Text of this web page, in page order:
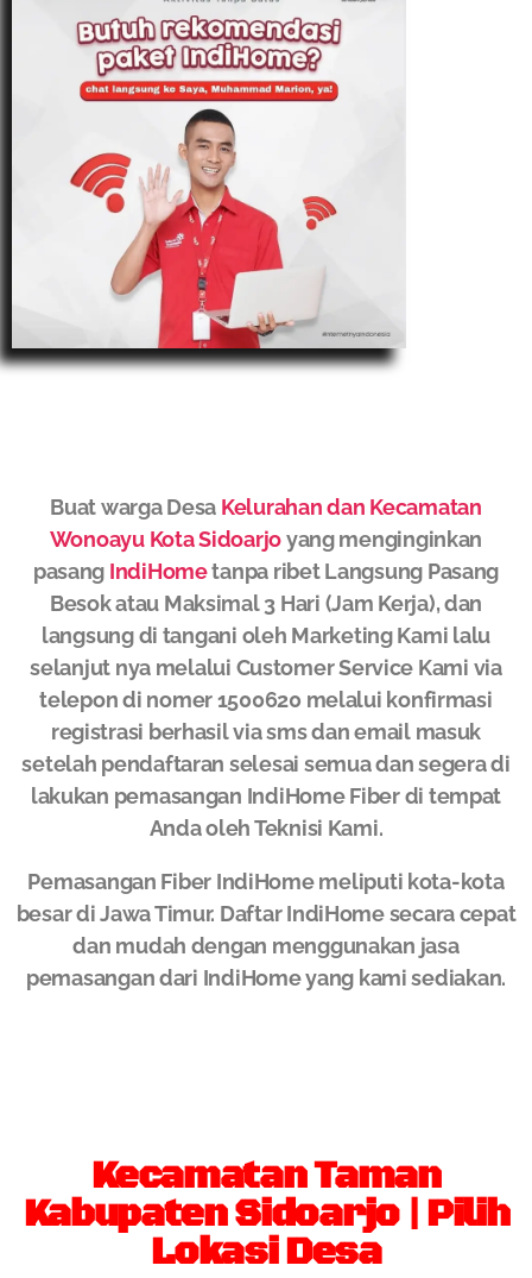
Buat warga Desa Kelurahan dan Kecamatan
Wonoayu Kota Sidoarjoyang menginginkan
pasang IndiHometanpa ribet Langsung Pasang
Besok atau Maksimal 3 Hari (Jam Kerja), dan
langsung di tangani oleh Marketing Kami lalu
selanjut nya melalui Customer Service Kami via
telepon di nomer 1500620 melalui konfirmasi
registrasi berhasil via sms dan email masuk
setelah pendaftaran selesai semua dan segera di
lakukan pemasangan IndiHome Fiber di tempat
Anda oleh Teknisi Kami.
Pemasangan Fiber IndiHome meliputi kota-kota
besar di Jawa Timur. Daftar IndiHome secara cepat
dan mudah dengan menggunakan jasa
pemasangan dari IndiHome yang kami sediakan.
Kecamatan Taman
Kabupaten Sidoarjo | Pilih
Lokasi Desa